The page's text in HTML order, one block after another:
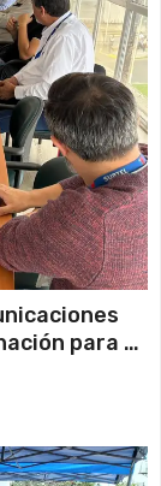
para el